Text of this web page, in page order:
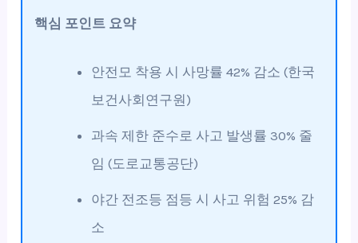
핵심 포인트 요약
안전모 착용 시 사망률 42% 감소 (한국
보건사회연구원)
과속 제한 준수로 사고 발생률 30% 줄
임 (도로교통공단)
야간 전조등 점등 시 사고 위험 25% 감
소